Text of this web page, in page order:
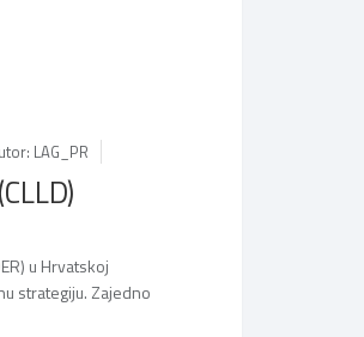
LAG_PR
u Hrvatskoj
strategiju. Zajedno